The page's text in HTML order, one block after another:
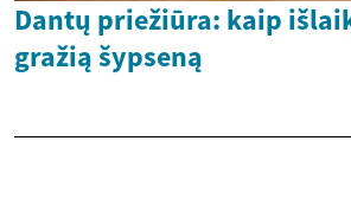
Dantų priežiūra: kaip
gražią šypseną